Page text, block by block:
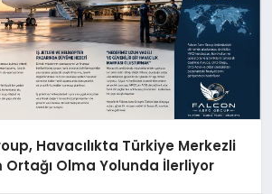
Havacılıkta Türkiye Merkezli
Ortağı Olma Yolunda İlerliyor